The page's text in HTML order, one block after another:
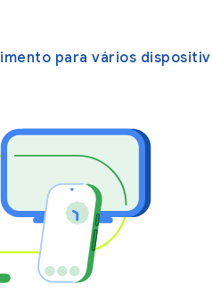
para vários